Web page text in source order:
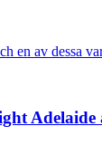
en av dessa